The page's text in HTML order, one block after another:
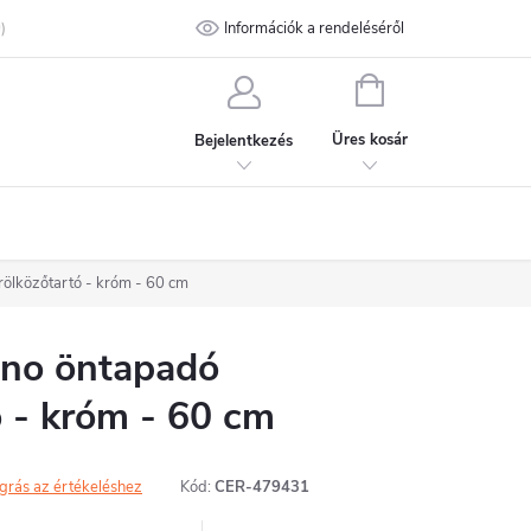
Szerződési Feltételek Adatvédelmi feltételek
Információk a rendeléséről
Bejelentkezés
KOSÁR
Üres kosár
- króm - 60 cm
öntapadó
króm - 60 cm
az értékeléshez Kód: CER-479431